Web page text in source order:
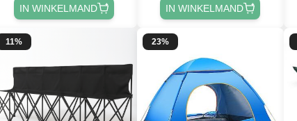
IN WINKELMAND IN WINKELMAND
11% 23%